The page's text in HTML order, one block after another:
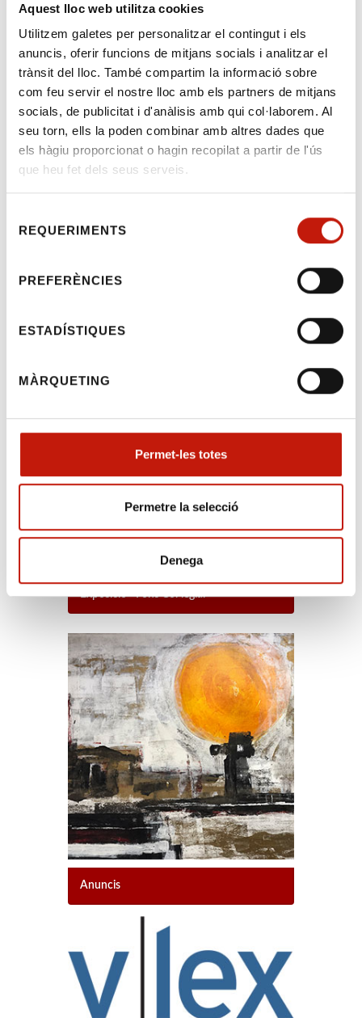
Aquest lloc web utilitza cookies
Utilitzem galetes per personalitzar el contingut i els
anuncis, oferir funcions de mitjans socials i analitzar el
trànsit del lloc. També compartim la informació sobre
com feu servir el nostre lloc amb els partners de mitjans
socials, de publicitat i d'anàlisis amb qui col·laborem. Al
seu torn, ells la poden combinar amb altres dades que
els hàgiu proporcionat o hagin recopilat a partir de l'ús
que heu fet dels seus serveis.
REQUERIMENTS
PREFERÈNCIES
ESTADÍSTIQUES
MÀRQUETING
Permet-les totes
Permetre la selecció
Denega
Comunicat 29/2025 –
Recull setmanal de
formació i activitats –
setmana 10
Benvolgudes i benvolguts,
Us adjuntem informació sobre cursos,
vostre interès.
1/2025 d’Eficiència del Servei Públic de
Desxifrant la llei d’Eficiència, modificacions
Exposició - Fons Col·legial
Anuncis